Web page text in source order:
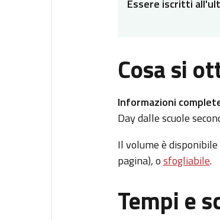
Essere iscritti
Cosa si
Informazioni
Day dalle scuole
Il volume è
pagina), osfogliabile.
Tempi e